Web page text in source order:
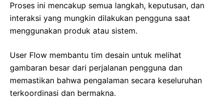
Proses ini mencakup semua langkah, keputusan, dan
interaksi yang mungkin dilakukan pengguna saat
menggunakan produk atau sistem.
User Flow membantu tim desain untuk melihat
gambaran besar dari perjalanan pengguna dan
memastikan bahwa pengalaman secara keseluruhan
terkoordinasi dan bermakna.